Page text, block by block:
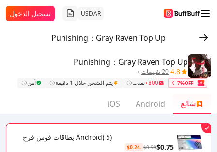
AR
USD تسجيل الدخول
Punishing：Gray Raven Top Up
Punishing：Gray Raven Top Up
4.8 20 تقييمات
7%OFF
800+ نفدت يتم الشحن خلال 1 دقيقة آمن
شائع Android
iOS
(Android) 5 بطاقات قوس قزح
$0.75
$0.99
-$0.24